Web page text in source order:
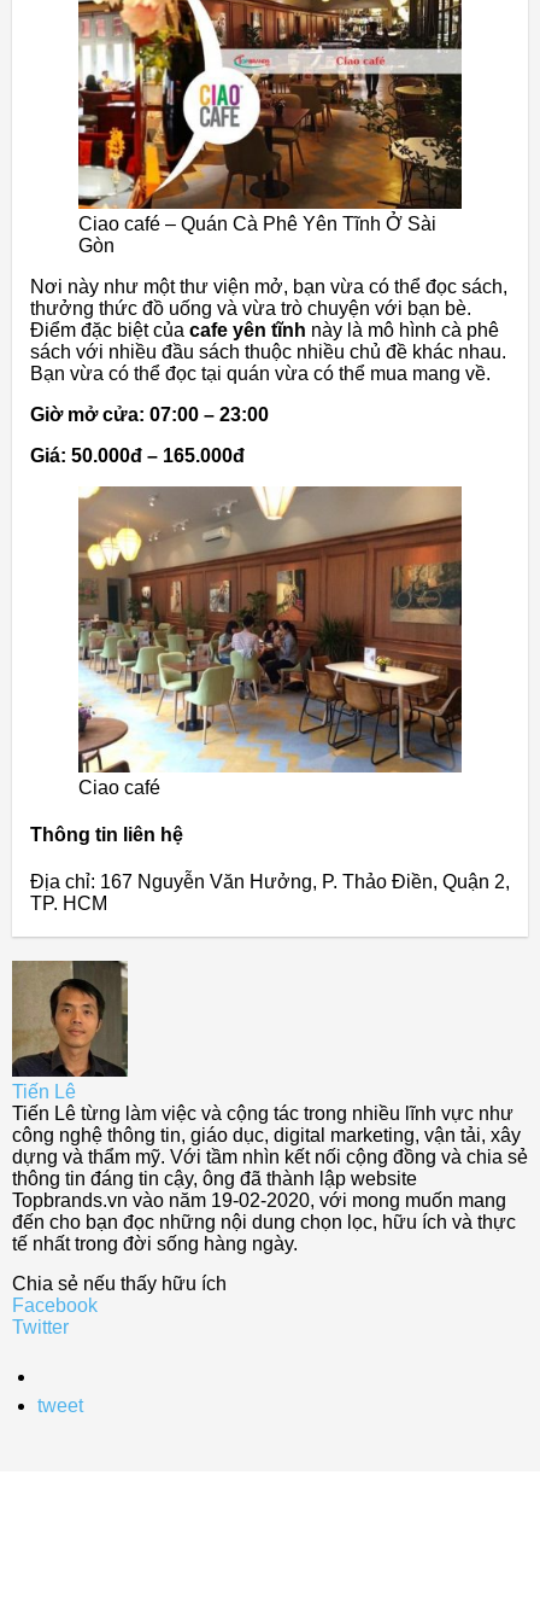
Ciao café – Quán Cà Phê Yên Tĩnh Ở Sài
Gòn
Nơi này như một thư viện mở, bạn vừa có thể đọc sách,
thưởng thức đồ uống và vừa trò chuyện với bạn bè.
Điểm đặc biệt của cafe yên tĩnh này là mô hình cà phê
sách với nhiều đầu sách thuộc nhiều chủ đề khác nhau.
Bạn vừa có thể đọc tại quán vừa có thể mua mang về.
Giờ mở cửa: 07:00 – 23:00
Giá: 50.000đ – 165.000đ
Ciao café
Thông tin liên hệ
Địa chỉ: 167 Nguyễn Văn Hưởng, P. Thảo Điền, Quận 2,
TP. HCM
Tiến Lê
Tiến Lê từng làm việc và cộng tác trong nhiều lĩnh vực như
công nghệ thông tin, giáo dục, digital marketing, vận tải, xây
dựng và thẩm mỹ. Với tầm nhìn kết nối cộng đồng và chia sẻ
thông tin đáng tin cậy, ông đã thành lập website
Topbrands.vn vào năm 19-02-2020, với mong muốn mang
đến cho bạn đọc những nội dung chọn lọc, hữu ích và thực
tế nhất trong đời sống hàng ngày.
Chia sẻ nếu thấy hữu ích
Facebook
Twitter
tweet